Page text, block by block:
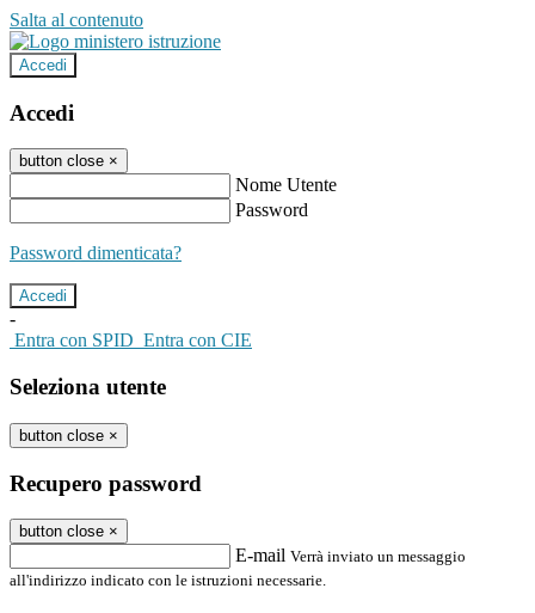
Salta al contenuto
Accedi
Accedi
button close ×
Nome Utente
Password
Password dimenticata?
-
Entra con SPID Entra con CIE
Seleziona utente
button close ×
Recupero password
button close ×
E-mail Verrà inviato un messaggio
all'indirizzo indicato con le istruzioni necessarie.